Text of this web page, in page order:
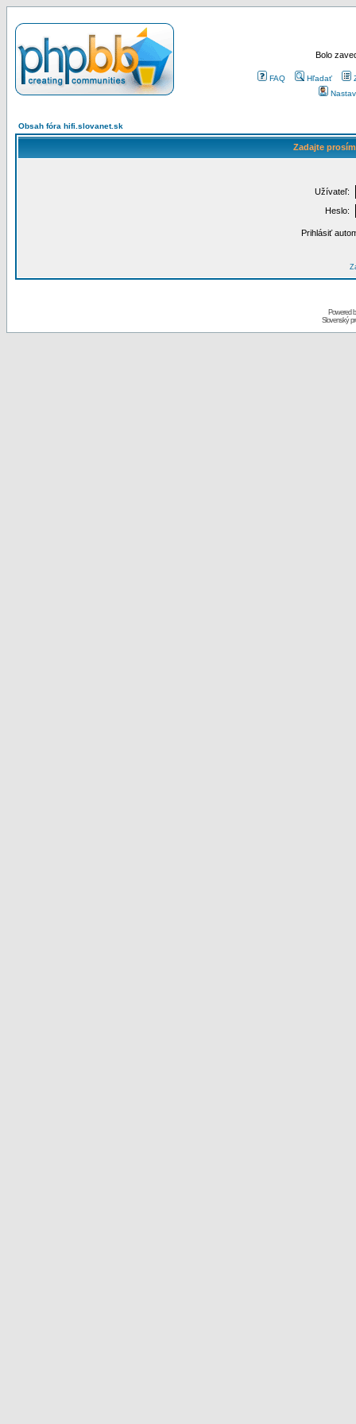
Bolo
FAQ Hľadať
Obsah fóra hifi.slovanet.sk
Zadajte
Užívateľ:
Heslo:
Prihlásiť
Powered
Slovenský